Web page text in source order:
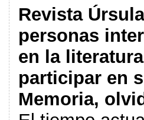
Revista
personas
en la
participar en
Memoria,